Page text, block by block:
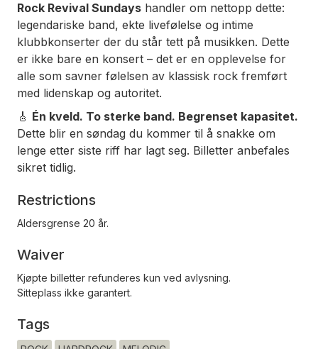
Rock Revival Sundays handler om nettopp dette:
legendariske band, ekte livefølelse og intime
klubbkonserter der du står tett på musikken. Dette
er ikke bare en konsert – det er en opplevelse for
alle som savner følelsen av klassisk rock fremført
med lidenskap og autoritet.
🎸 Én kveld. To sterke band. Begrenset kapasitet.
Dette blir en søndag du kommer til å snakke om
lenge etter siste riff har lagt seg. Billetter anbefales
sikret tidlig.
Restrictions
Aldersgrense 20 år.
Waiver
Kjøpte billetter refunderes kun ved avlysning.
Sitteplass ikke garantert.
Tags